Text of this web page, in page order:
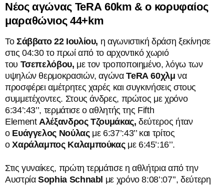
Νέος αγώνας TeRA60km & ο κορυφαίος
μαραθώνιος 44+ km
Το Σάββατο 22 Ιουλίου, η αγωνιστική δράση ξεκίνησε
στις 04:30 το πρωί από το αρχοντικό χωριό
του Τσεπελόβου, με τον τροποποιημένο, λόγω των
υψηλών θερμοκρασιών, αγώναTeRA60χλμνα
προσφέρει αμέτρητες χαρές και συγκινήσεις στους
συμμετέχοντες. Στους άνδρες, πρώτος με χρόνο
6:34’:43’’, τερμάτισε ο αθλητής της Fifth
ElementΑλέξανδρος Τζουμάκας, δεύτερος ήταν
ο Ευάγγελος Νούλαςμε 6:37’:43’’ και τρίτος
οΧαράλαμπος Καλαμπούκαςμε 6:45’:16’’.
Στις γυναίκες, πρώτη τερμάτισε η αθλήτρια από την
ΑυστρίαSophia Schnabl με χρόνο 8:08’:07’’, δεύτερη